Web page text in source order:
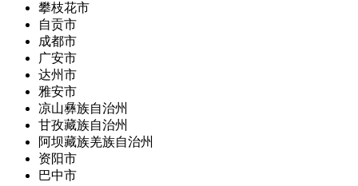
攀枝花市
自贡市
成都市
广安市
达州市
雅安市
凉山彝族自治州
甘孜藏族自治州
阿坝藏族羌族自治州
资阳市
巴中市